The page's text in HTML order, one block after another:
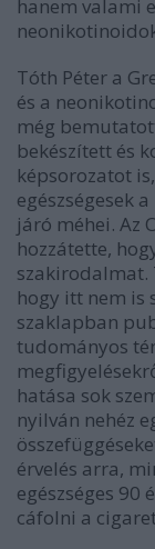
hanem valami
Tóth Péter a
és a
még
bekészített és
képsorozatot
egészségesek
járó méhei. Az
hozzátette,
szakirodalmat.
hogy itt nem is
szaklapban
tudományos
hatása sok
nyilván nehéz
érvelés arra,
egészséges 90
cáfolni a